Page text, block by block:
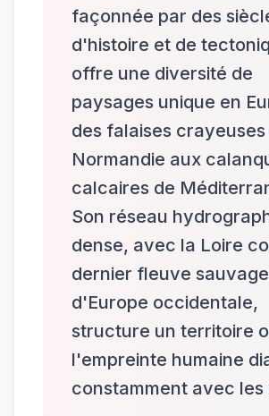
façonnée par des
d'histoire et de
offre une diversité de
paysages unique en
des falaises crayeuses
Normandie aux
calcaires de
Son réseau
dense, avec la Loire
dernier fleuve sauvage
d'Europe occidentale,
structure un territoire
l'empreinte humaine
constamment avec les